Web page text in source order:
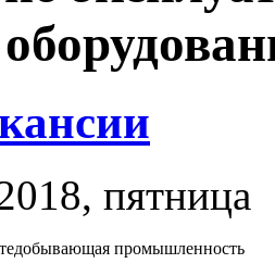
пятница
промышленность